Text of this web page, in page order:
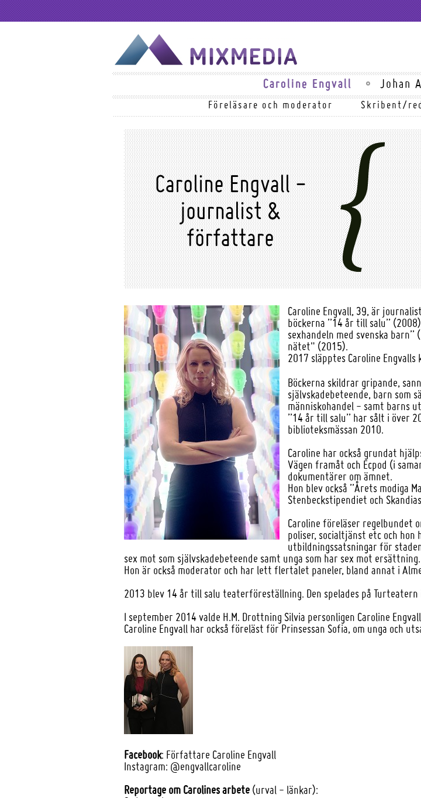
Caroline Engvall Johan
Föreläsare och moderator Skribent/
Caroline Engvall -
journalist &
författare
Caroline Engvall, 39, är
böckerna ”14 år till salu”
sexhandeln med svenska
nätet" (2015).
2017 släpptes Caroline
Böckerna skildrar gripande,
självskadebeteende, barn som
människohandel - samt barns
”14 år till salu” har sålt i över
biblioteksmässan 2010.
Caroline har också grundat
Vägen framåt och Ecpod (i
dokumentärer om ämnet.
Hon blev också ”Årets modiga
Stenbeckstipendiet och
Caroline föreläser regelbundet
poliser, socialtjänst etc och hon
utbildningssatsningar för
sex mot som självskadebeteende samt unga som har sex mot ersättning.
Hon är också moderator och har lett flertalet paneler, bland annat i
2013 blev 14 år till salu teaterföreställning. Den spelades på
I september 2014 valde H.M. Drottning Silvia personligen Caroline
Caroline Engvall har också föreläst för Prinsessan Sofia, om unga och
Facebook: Författare Caroline Engvall
Instagram: @engvallcaroline
Reportage om Carolines arbete (urval - länkar):